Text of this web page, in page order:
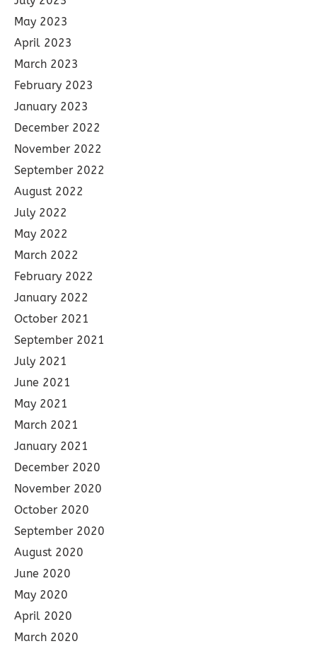
May 2023
April 2023
March 2023
February 2023
January 2023
December 2022
November 2022
September 2022
August 2022
July 2022
May 2022
March 2022
February 2022
January 2022
October 2021
September 2021
July 2021
June 2021
May 2021
March 2021
January 2021
December 2020
November 2020
October 2020
September 2020
August 2020
June 2020
May 2020
April 2020
March 2020